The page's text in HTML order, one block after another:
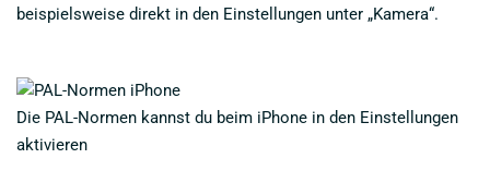
beispielsweise direkt in den Einstellungen unter „Kamera“.
Die PAL-Normen kannst du beim iPhone in den Einstellungen
aktivieren